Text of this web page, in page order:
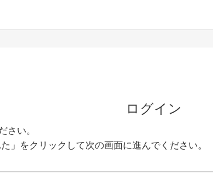
ログイン
さい。
」をクリックして次の画面に進んでください。